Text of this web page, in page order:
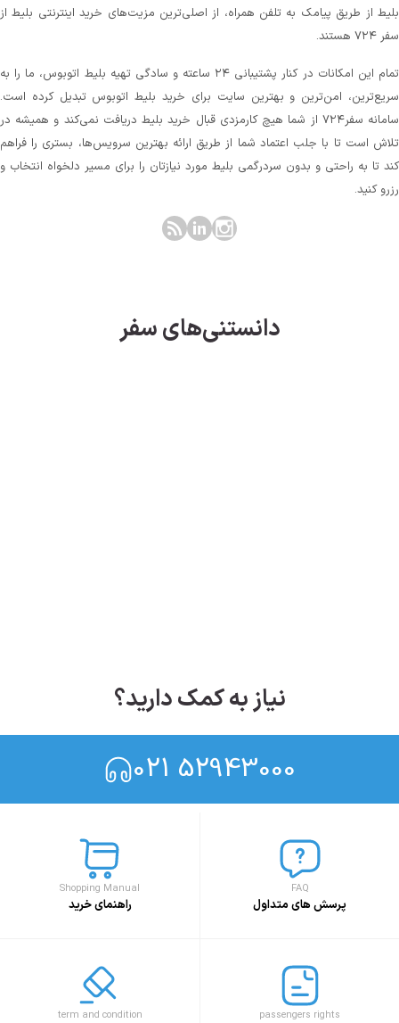
از طریق پیامک به تلفن همراه، از اصلی‌ترین مزیت‌های خرید اینترنتی بلیط از
هستند.
تمام این امکانات در کنار پشتیبانی‌ ۲۴ ساعته و سادگی تهیه بلیط اتوبوس، ما را به
امن‌ترین و بهترین سایت برای خرید بلیط اتوبوس تبدیل کرده است.
سامانه سفر۷۲۴ از شما هیچ کارمزدی قبال خرید بلیط دریافت نمی‌کند و همیشه در
است تا با جلب اعتماد شما از طریق ارائه بهترین سرویس‌ها، بستری را فراهم
تا به راحتی و بدون سردرگمی بلیط مورد نیازتان را برای مسیر دلخواه انتخاب و
کنید.
دانستنی‌های سفر
نیاز به کمک دارید؟
021 52943000
FAQ
پرسش های متداول
Shopping Manual
راهنمای خرید
passengers rights
term and condition